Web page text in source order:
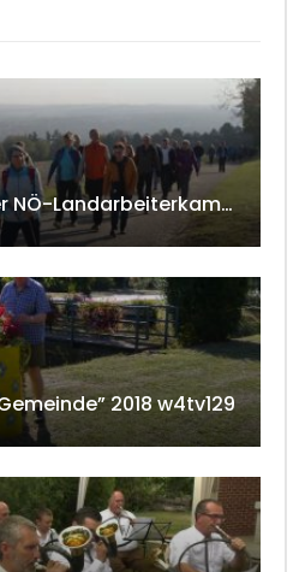
Wandertag der NÖ-Landarbeiterkammer in Hollabrunn 2024
2018 w4tv129